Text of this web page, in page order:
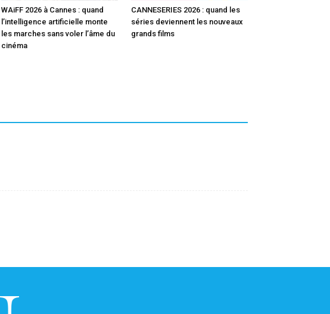
WAiFF 2026 à Cannes : quand
l’intelligence artificielle monte
les marches sans voler l’âme du
cinéma
CANNESERIES 2026 : quand les
séries deviennent les nouveaux
grands films